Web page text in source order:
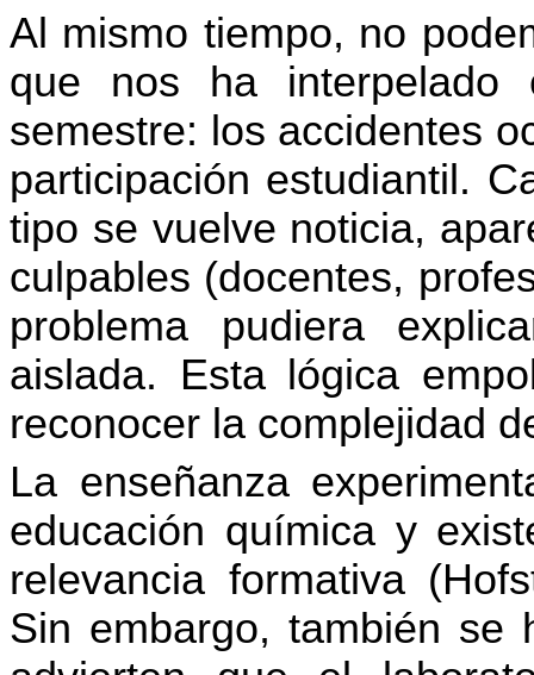
Al mismo tiempo, no
que nos ha interpelado
semestre: los accidentes
participación estudiantil.
tipo se vuelve noticia,
culpables (docentes,
problema pudiera
aislada. Esta lógica
reconocer la complejidad
La enseñanza
educación química y
relevancia formativa
Sin embargo, también se